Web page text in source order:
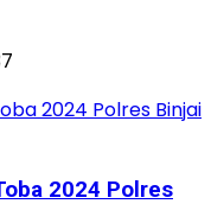
2024 Polres